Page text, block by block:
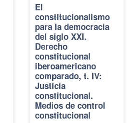
El
constitucionalismo
para la democracia
del siglo XXI.
Derecho
constitucional
iberoamericano
comparado, t. IV:
Justicia
constitucional.
Medios de control
constitucional